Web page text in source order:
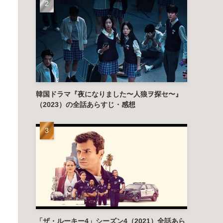
韓国ドラマ『夜になりました〜人狼ヲ探セ〜』
（2023）の全話あらすじ・感想
「ザ・ルーキー4」シーズン4（2021）全話あら